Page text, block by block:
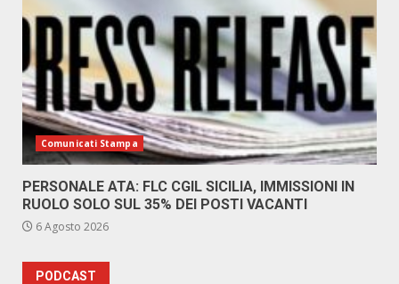
Comunicati Stampa
PERSONALE ATA: FLC CGIL SICILIA, IMMISSIONI IN
RUOLO SOLO SUL 35% DEI POSTI VACANTI
6 Agosto 2026
PODCAST